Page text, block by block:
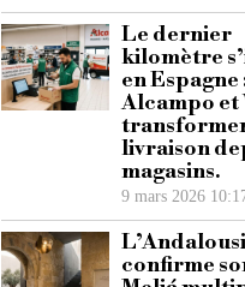
Le dernier
kilomètre
en Espagne
Alcampo et
livraison
magasins.
9 mars 2026
confirme